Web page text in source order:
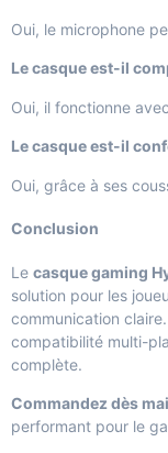
Oui, le microphone
Le casque est-il
Oui, il fonctionne
Le casque est-il
Oui, grâce à ses
Conclusion
Le casque gaming
solution pour les
communication
compatibilité multi-
complète.
Commandez dès
performant pour le